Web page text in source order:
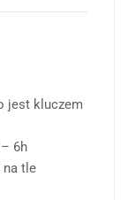
jest kluczem
6h
na tle